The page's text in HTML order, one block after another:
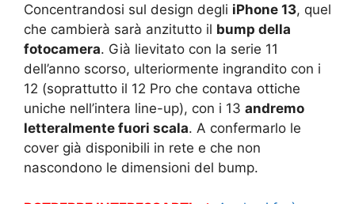
Concentrandosi sul design degli iPhone 13, quel
che cambierà sarà anzitutto il bump della
fotocamera. Già lievitato con la serie 11
dell’anno scorso, ulteriormente ingrandito con i
12 (soprattutto il 12 Pro che contava ottiche
uniche nell’intera line-up), con i 13 andremo
letteralmente fuori scala. A confermarlo le
cover già disponibili in rete e che non
nascondono le dimensioni del bump.